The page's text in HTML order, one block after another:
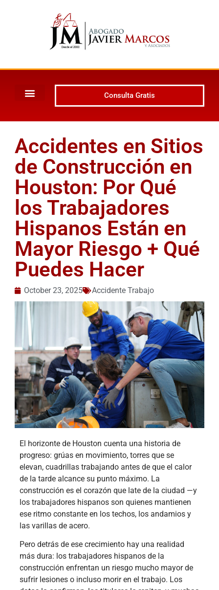
Consulta Gratis
Accidentes en Sitios
de Construcción en
Houston: Por Qué
los Trabajadores
Hispanos Están en
Mayor Riesgo + Qué
Puedes Hacer
October 23, 2025 Accidente Trabajo
El horizonte de Houston cuenta una historia de
progreso: grúas en movimiento, torres que se
elevan, cuadrillas trabajando antes de que el calor
de la tarde alcance su punto máximo. La
construcción es el corazón que late de la ciudad —y
los trabajadores hispanos son quienes mantienen
ese ritmo constante en los techos, los andamios y
las varillas de acero.
Pero detrás de ese crecimiento hay una realidad
más dura: los trabajadores hispanos de la
construcción enfrentan un riesgo mucho mayor de
sufrir lesiones o incluso morir en el trabajo. Los